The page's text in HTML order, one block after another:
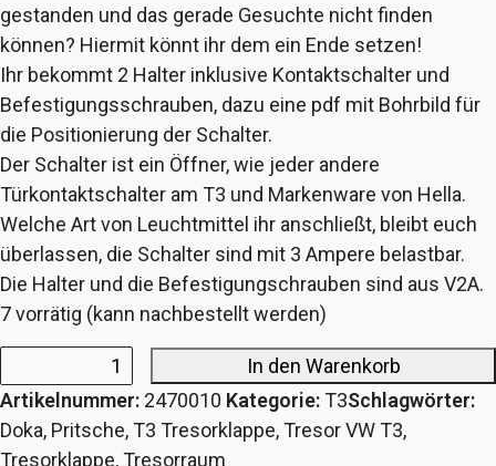
gestanden und das gerade Gesuchte nicht finden
können? Hiermit könnt ihr dem ein Ende setzen!
Ihr bekommt 2 Halter inklusive Kontaktschalter und
Befestigungsschrauben, dazu eine pdf mit Bohrbild für
die Positionierung der Schalter.
Der Schalter ist ein Öffner, wie jeder andere
Türkontaktschalter am T3 und Markenware von Hella.
Welche Art von Leuchtmittel ihr anschließt, bleibt euch
überlassen, die Schalter sind mit 3 Ampere belastbar.
Die Halter und die Befestigungschrauben sind aus V2A.
7 vorrätig (kann nachbestellt werden)
Set
Türkontaktschalter
Tresorklappe
In den Warenkorb
Artikelnummer: 2470010 Kategorie:T3Schlagwörter:
Doka, Pritsche,T3 Tresorklappe,Tresor VW T3,
Tresorklappe,Tresorraum